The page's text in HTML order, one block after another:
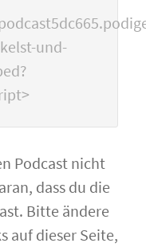
und-
Podcast nicht
dass du die
Bitte ändere
auf dieser Seite,